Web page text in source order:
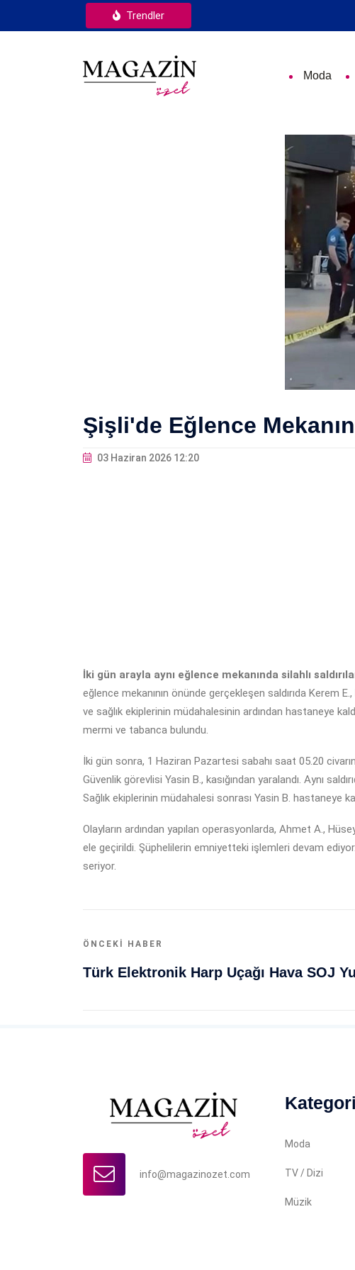
Trendler
Moda
Şişli'de Eğlence
03 Haziran 2026 12:20
İki gün arayla aynı eğlence mekanında silahlı
eğlence mekanının önünde gerçekleşen saldırıda Kerem
ve sağlık ekiplerinin müdahalesinin ardından hastaneye
mermi ve tabanca bulundu.
İki gün sonra, 1 Haziran Pazartesi sabahı saat 05.20
Güvenlik görevlisi Yasin B., kasığından yaralandı. Aynı
Sağlık ekiplerinin müdahalesi sonrası Yasin B. hastaneye
Olayların ardından yapılan operasyonlarda, Ahmet A.,
ele geçirildi. Şüphelilerin emniyetteki işlemleri devam
seriyor.
ÖNCEKI HABER
info@magazinozet.com
Moda
TV / Dizi
Müzik